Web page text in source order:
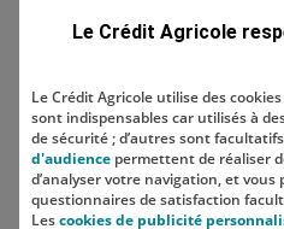
Localisation
Le Crédit Agricole
Le Crédit Agricole utilise des
sont indispensables car utilisés à
de sécurité ; d’autres sont
d'audience permettent de réaliser
d’analyser votre navigation, et
questionnaires de satisfaction
Lescookies de publicité